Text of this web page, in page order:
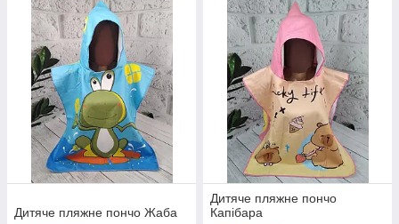
Дитяче пляжне пончо Жаба
Дитяче пляжне пончо
Капібара